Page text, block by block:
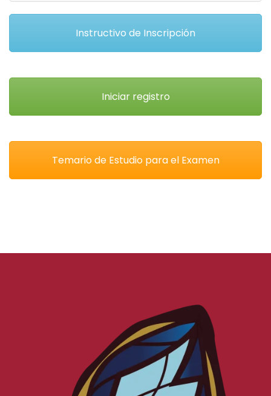
Instructivo de Inscripción
Iniciar registro
Temario de Estudio para el Examen